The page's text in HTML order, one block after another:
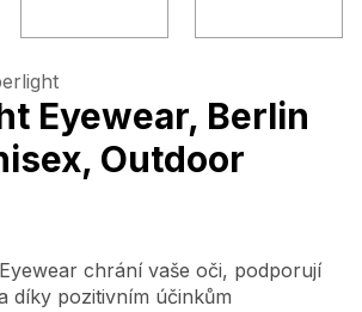
Eyewear, Berlin
Outdoor
chrání vaše oči, podporují
díky pozitivním účinkům